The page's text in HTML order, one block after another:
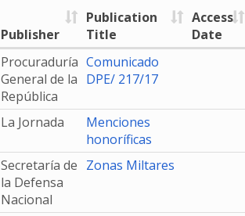
Publisher
Publication
Title
Access
Date
Procuraduría
General de la
República
Comunicado
DPE/ 217/17
La Jornada
Menciones
honoríficas
Secretaría de
la Defensa
Nacional
Zonas Miltares